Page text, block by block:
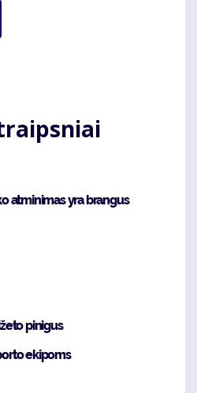
atminimas yra brangus
pinigus
ekipoms